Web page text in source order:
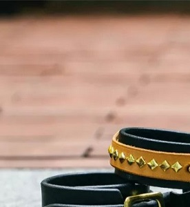
扫码添加[商务总监]沟通方案